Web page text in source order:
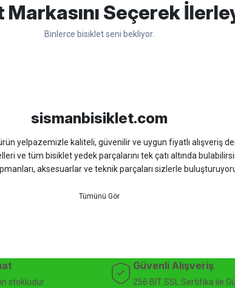
Seçerek
Binlerce bisiklet seni bekliyor.
sismanbisiklet.com
yelpazemizle kaliteli, güvenilir ve uygun fiyatlı alışveriş
ve tüm bisiklet yedek parçalarını tek çatı altında
aksesuarlar ve teknik parçaları sizlerle
ve müşteri memnuniyeti odaklı hizmet anlayışımız
stokludur
Güvenli Alışveriş
256 BIT SSL Sertifika ile